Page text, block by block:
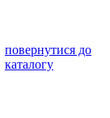
повернутися до
каталогу